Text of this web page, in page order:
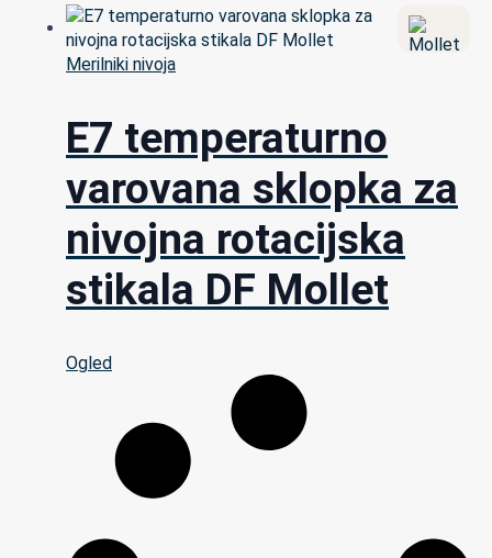
Merilniki nivoja
E7 temperaturno
varovana sklopka za
nivojna rotacijska
stikala DF Mollet
Ogled